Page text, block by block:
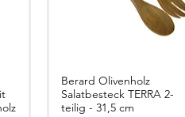
Schnellansicht
Berard Olivenholz
Salatbesteck TERRA 2-
teilig - 31,5 cm